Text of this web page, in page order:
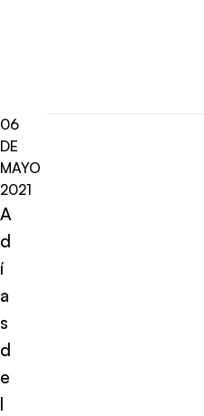
06
DE
MAYO
2021
A
d
í
a
s
d
e
l